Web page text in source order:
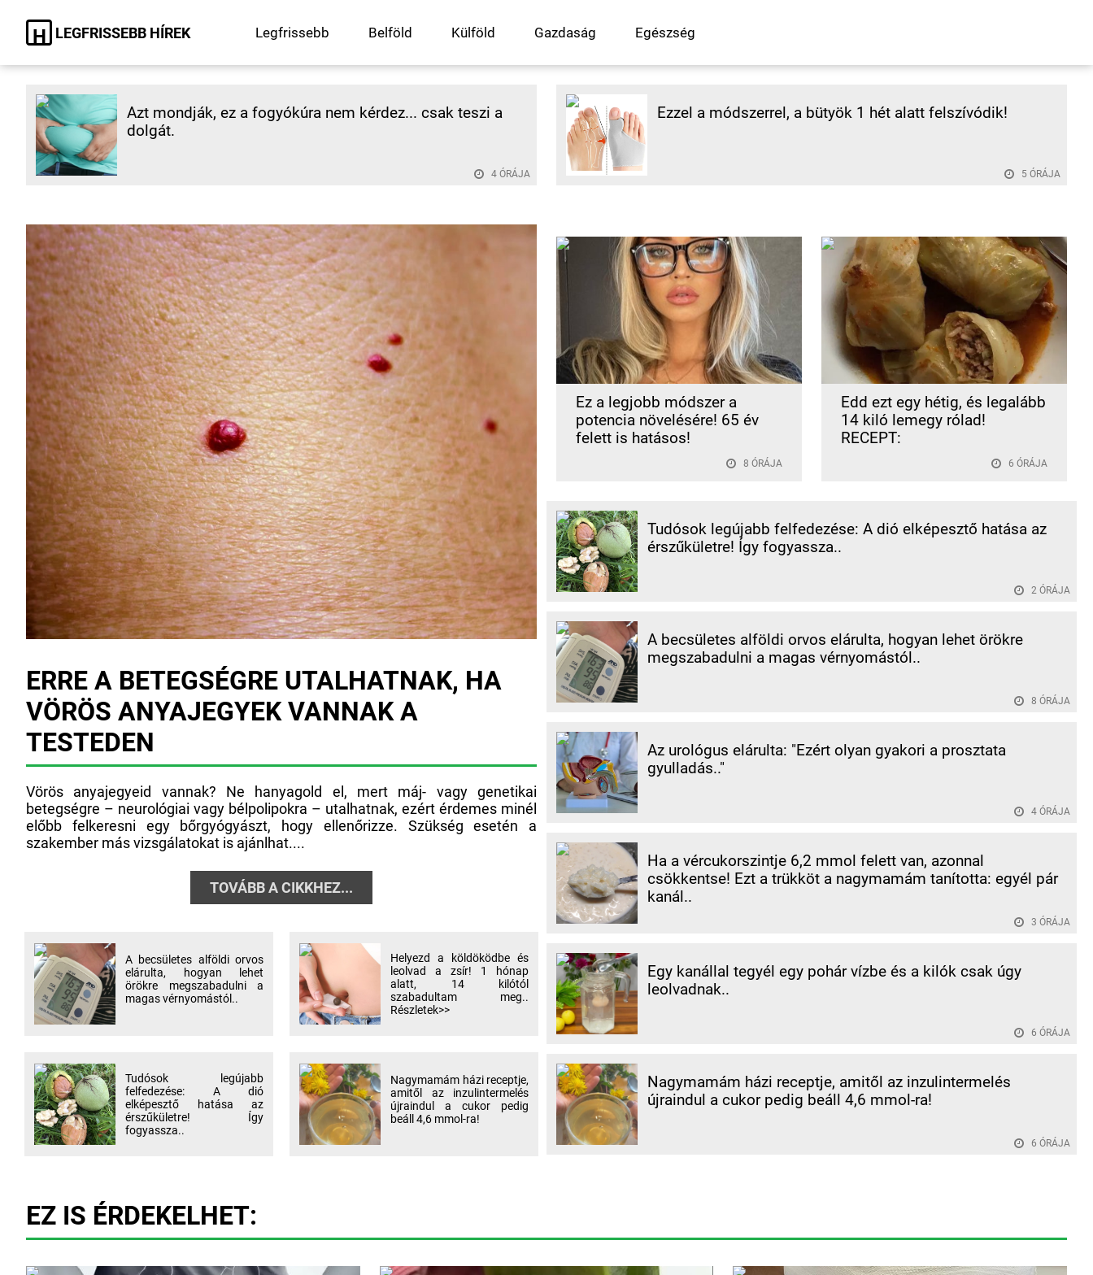
H LEGFRISSEBB HÍREK Legfrissebb Belföld Külföld Gazdaság Egészség
Azt mondják, ez a fogyókúra nem kérdez... csak teszi a
dolgát.
4 ÓRÁJA
Ezzel a módszerrel, a bütyök 1 hét alatt felszívódik!
5 ÓRÁJA
ERRE A BETEGSÉGRE UTALHATNAK, HA
VÖRÖS ANYAJEGYEK VANNAK A
TESTEDEN
Vörös anyajegyeid vannak? Ne hanyagold el, mert máj- vagy genetikai
betegségre – neurológiai vagy bélpolipokra – utalhatnak, ezért érdemes minél
előbb felkeresni egy bőrgyógyászt, hogy ellenőrizze. Szükség esetén a
szakember más vizsgálatokat is ajánlhat....
TOVÁBB A CIKKHEZ...
A becsületes alföldi orvos
elárulta, hogyan lehet
örökre megszabadulni a
magas vérnyomástól..
Helyezd a köldöködbe és
leolvad a zsír! 1 hónap
alatt, 14 kilótól
szabadultam meg..
Részletek>>
Tudósok legújabb
felfedezése: A dió
elképesztő hatása az
érszűkületre! Így
fogyassza..
Nagymamám házi receptje,
amitől az inzulintermelés
újraindul a cukor pedig
beáll 4,6 mmol-ra!
Ez a legjobb módszer a
potencia növelésére! 65 év
felett is hatásos!
8 ÓRÁJA
Edd ezt egy hétig, és legalább
14 kiló lemegy rólad!
RECEPT:
6 ÓRÁJA
Tudósok legújabb felfedezése: A dió elképesztő hatása az
érszűkületre! Így fogyassza..
2 ÓRÁJA
A becsületes alföldi orvos elárulta, hogyan lehet örökre
megszabadulni a magas vérnyomástól..
8 ÓRÁJA
Az urológus elárulta: "Ezért olyan gyakori a prosztata
gyulladás.."
4 ÓRÁJA
Ha a vércukorszintje 6,2 mmol felett van, azonnal
csökkentse! Ezt a trükköt a nagymamám tanította: egyél pár
kanál..
3 ÓRÁJA
Egy kanállal tegyél egy pohár vízbe és a kilók csak úgy
leolvadnak..
6 ÓRÁJA
Nagymamám házi receptje, amitől az inzulintermelés
újraindul a cukor pedig beáll 4,6 mmol-ra!
6 ÓRÁJA
EZ IS ÉRDEKELHET: